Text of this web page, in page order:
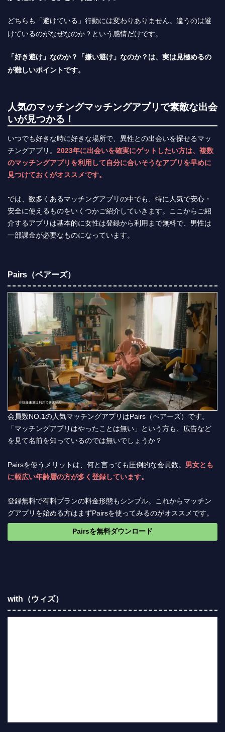
どちらも「避けている」行動には変わりありません。違うのは避
けているのがなぜなのか？という感情だけです。
「好き避け」なのか？「嫌い避け」なのか？は、実は見極めるの
が難しいポイントです。
人気のマッチングマッチングアプリで素敵な出会
いが見つかる！
いつでも好きな時に好きな場所で、異性との出会いを探せるマッ
チングアプリ。 2023年に出会いを確実にゲットしたい方は、複数
のマッチングアプリを利用して自分に合いそうなアプリを早めに
見つけておくがオススメです。
では、数多くあるマッチングアプリの中でも、特に人気で安心・
安全に使えるものをいくつかご紹介していきます。ここからご紹
介するアプリは基本的に女性は登録から利用まで無料で、男性は
一部課金が必要なものになっています。
Pairs（ペアーズ）
会員数NO.1の人気マッチングアプリはPairs（ペアーズ）です。
「マッチングアプリはやったことは無い」という方も、広告など
を見て名前を知っているのでは無いでしょうか？
Pairsを使うメリットは、何と言っても圧倒的な会員数。 男女とも
に幅広い年齢層の方が多く登録しています。
登録無料で有料プランの料金形態もシンプル。これからマッチン
グアプリを始める方はまずPairsを使ってみるのがオススメです。
Pairsを無料ダウンロード
with（ウィズ）